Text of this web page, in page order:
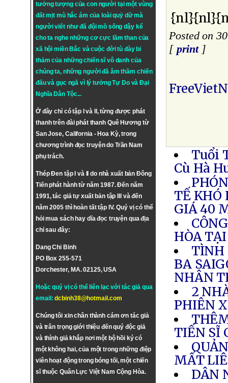
tưởng tượng của con người tại một vùng
đất mịt mù hắc ám của loài quỷ dữ mà
người viết như đã đội mồ sống dậy kể
cho ta nghe những cơ cực lầm than của
xã hội miền Bắc và cuộc đời tù đày bi
thảm của những chiến sĩ vô danh của
chúng ta, những người đã âm thầm chiến
đấu và gục ngã vì lý tưởngTự DovàĐại
Nghĩa Dân Tộc...
Ở đây chỉ có tập I và II, từng được phát
thanh trên đài phát thanh Quê Hương từ
San Jose, California - Hoa Kỳ, trong
chương trình đọc truyện do Trần Nam
phụ trách.
Thép Đen tập I và II do nhà xuất bản Đông
Tiến phát hành từ năm 1987. Đến năm
1991, tác giả tự xuất bản tập III và đến
năm 2005 thì hoàn tất tập IV. Quý vị có thể
hỏi mua sách hay dĩa đọc truyện qua địa
chỉ sau đây:
Dang Chi Binh
PO Box 255-571
Dorchester, MA. 02125, USA
Hoặc quý vị có thể liên lạc với tác giả qua
email:dcbinh38@hotmail.com
Chúng tôi xin chân thành cám ơn tác giả
và trân trọng giới thiệu đến quý độc giả
và thính giả khắp nơi một bộ hồi ký có
một không hai, của một trong những điệp
viên hoạt động trong bóng tối, một chiến
sĩ thuộc Quân Lực Việt Nam Cộng Hòa.
Posted on
[ print]
Tuổi
Cù Hà
TẾ KHÓ
GIÁ 40
HÒA
TÌNH
BA
NHÂN
2
PHIÊN
TIẾN SĨ
MẤT
DÂN